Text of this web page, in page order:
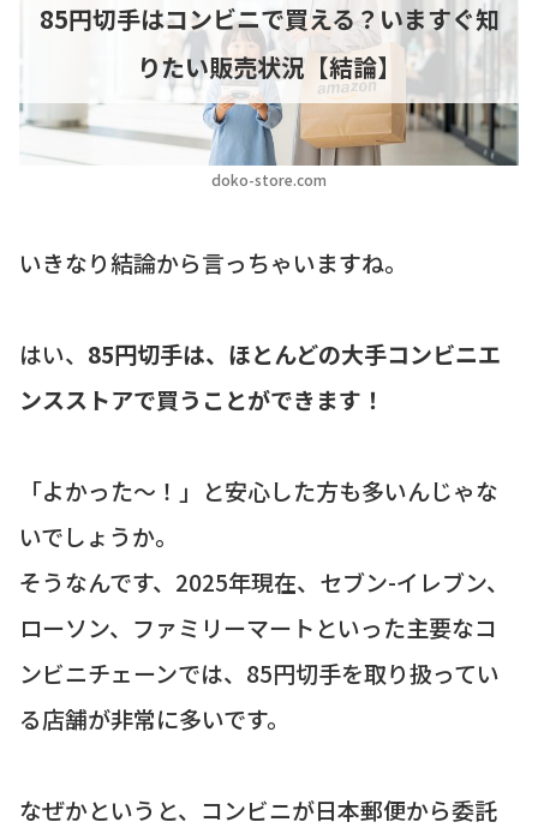
doko-store.com
85円切手はコンビニで買える？いますぐ知
りたい販売状況【結論】
いきなり結論から言っちゃいますね。
はい、 85円切手は、ほとんどの大手コンビニエ
ンスストアで買うことができます！
「よかった～！」と安心した方も多いんじゃな
いでしょうか。
そうなんです、2025年現在、セブン-イレブン、
ローソン、ファミリーマートといった主要なコ
ンビニチェーンでは、85円切手を取り扱ってい
る店舗が非常に多いです。
なぜかというと、コンビニが日本郵便から委託